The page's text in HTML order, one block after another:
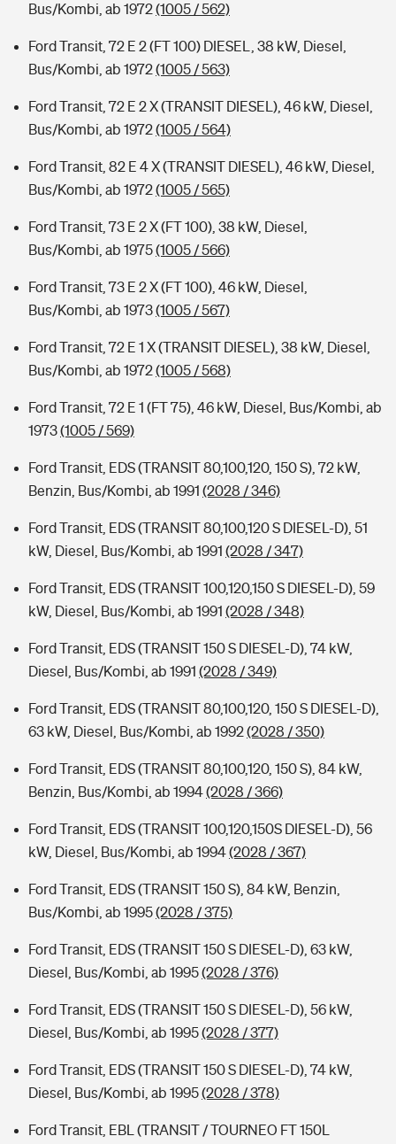
Bus/Kombi, ab 1972(1005 / 562)
Ford Transit, 72 E 2 (FT 100) DIESEL, 38 kW, Diesel,
Bus/Kombi, ab 1972(1005 / 563)
Ford Transit, 72 E 2 X (TRANSIT DIESEL), 46 kW, Diesel,
Bus/Kombi, ab 1972(1005 / 564)
Ford Transit, 82 E 4 X (TRANSIT DIESEL), 46 kW, Diesel,
Bus/Kombi, ab 1972(1005 / 565)
Ford Transit, 73 E 2 X (FT 100), 38 kW, Diesel,
Bus/Kombi, ab 1975(1005 / 566)
Ford Transit, 73 E 2 X (FT 100), 46 kW, Diesel,
Bus/Kombi, ab 1973(1005 / 567)
Ford Transit, 72 E 1 X (TRANSIT DIESEL), 38 kW, Diesel,
Bus/Kombi, ab 1972(1005 / 568)
Ford Transit, 72 E 1 (FT 75), 46 kW, Diesel, Bus/Kombi, ab
1973(1005 / 569)
Ford Transit, EDS (TRANSIT 80,100,120, 150 S), 72 kW,
Benzin, Bus/Kombi, ab 1991 (2028 / 346)
Ford Transit, EDS (TRANSIT 80,100,120 S DIESEL-D), 51
kW, Diesel, Bus/Kombi, ab 1991 (2028 / 347)
Ford Transit, EDS (TRANSIT 100,120,150 S DIESEL-D), 59
kW, Diesel, Bus/Kombi, ab 1991 (2028 / 348)
Ford Transit, EDS (TRANSIT 150 S DIESEL-D), 74 kW,
Diesel, Bus/Kombi, ab 1991 (2028 / 349)
Ford Transit, EDS (TRANSIT 80,100,120, 150 S DIESEL-D),
63 kW, Diesel, Bus/Kombi, ab 1992(2028 / 350)
Ford Transit, EDS (TRANSIT 80,100,120, 150 S), 84 kW,
Benzin, Bus/Kombi, ab 1994(2028 / 366)
Ford Transit, EDS (TRANSIT 100,120,150S DIESEL-D), 56
kW, Diesel, Bus/Kombi, ab 1994(2028 / 367)
Ford Transit, EDS (TRANSIT 150 S), 84 kW, Benzin,
Bus/Kombi, ab 1995(2028 / 375)
Ford Transit, EDS (TRANSIT 150 S DIESEL-D), 63 kW,
Diesel, Bus/Kombi, ab 1995(2028 / 376)
Ford Transit, EDS (TRANSIT 150 S DIESEL-D), 56 kW,
Diesel, Bus/Kombi, ab 1995(2028 / 377)
Ford Transit, EDS (TRANSIT 150 S DIESEL-D), 74 kW,
Diesel, Bus/Kombi, ab 1995(2028 / 378)
Ford Transit, EBL (TRANSIT / TOURNEO FT 150L